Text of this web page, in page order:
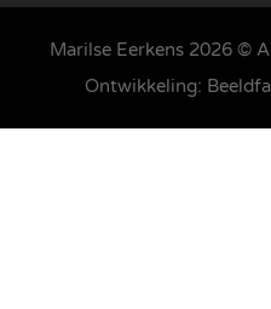
Marilse Eerkens 2026 ©
Ontwikkeling: